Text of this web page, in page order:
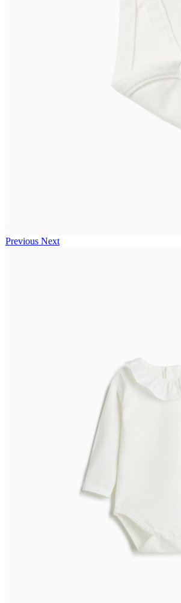
Previous Next